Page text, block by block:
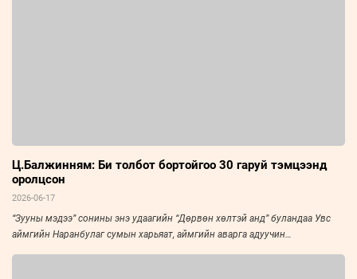
Ц.Балжинням: Би толбот бортойгоо 30 гаруй тэмцээнд
оролцсон
2026-06-17
“Зууны мэдээ” сонины энэ удаагийн “Дөрвөн хөлтэй анд” буландаа Увс
аймгийн Наранбулаг сумын харьяат, аймгийн аварга адуучин